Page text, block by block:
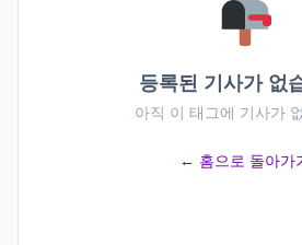
등록된 기사가 없
아직 이 태그에 기사가
← 홈으로 돌아가